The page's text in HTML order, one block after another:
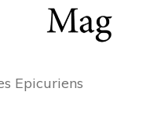
Epicuriens